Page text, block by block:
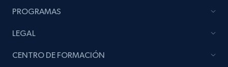
PROGRAMAS
LEGAL
CENTRO DE FORMACIÓN